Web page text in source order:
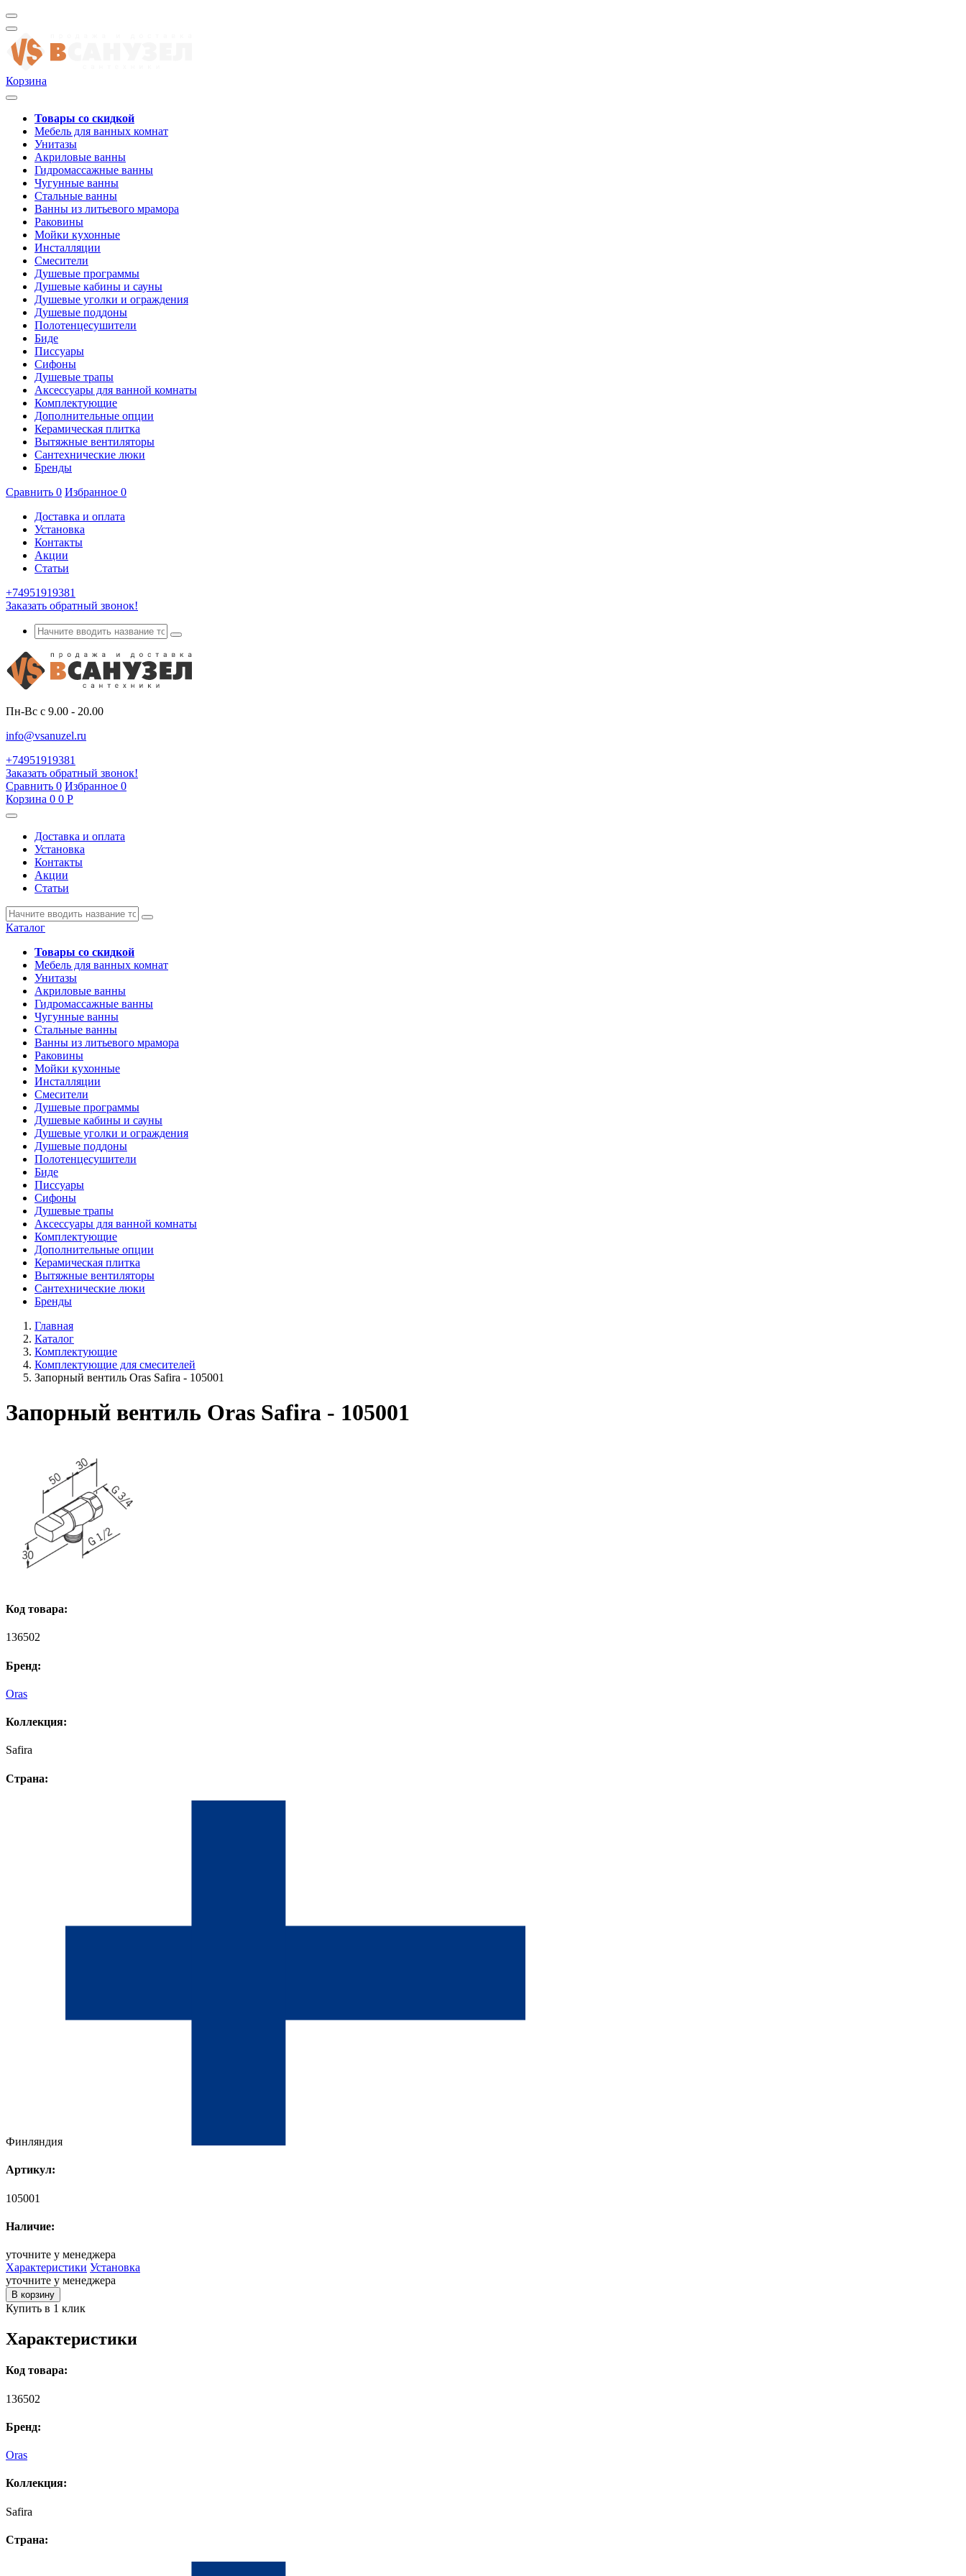
Корзина
Товары со скидкой
Мебель для ванных комнат
Унитазы
Акриловые ванны
Гидромассажные ванны
Чугунные ванны
Стальные ванны
Ванны из литьевого мрамора
Раковины
Мойки кухонные
Инсталляции
Смесители
Душевые программы
Душевые кабины и сауны
Душевые уголки и ограждения
Душевые поддоны
Полотенцесушители
Биде
Писсуары
Сифоны
Душевые трапы
Аксессуары для ванной комнаты
Комплектующие
Дополнительные опции
Керамическая плитка
Вытяжные вентиляторы
Сантехнические люки
Бренды
Сравнить 0 Избранное 0
Доставка и оплата
Установка
Контакты
Акции
Статьи
+74951919381
Заказать обратный звонок!
Пн-Вс с 9.00 - 20.00
info@vsanuzel.ru
+74951919381
Заказать обратный звонок!
Сравнить 0 Избранное 0
Корзина 0 0 Р
Доставка и оплата
Установка
Контакты
Акции
Статьи
Каталог
Товары со скидкой
Мебель для ванных комнат
Унитазы
Акриловые ванны
Гидромассажные ванны
Чугунные ванны
Стальные ванны
Ванны из литьевого мрамора
Раковины
Мойки кухонные
Инсталляции
Смесители
Душевые программы
Душевые кабины и сауны
Душевые уголки и ограждения
Душевые поддоны
Полотенцесушители
Биде
Писсуары
Сифоны
Душевые трапы
Аксессуары для ванной комнаты
Комплектующие
Дополнительные опции
Керамическая плитка
Вытяжные вентиляторы
Сантехнические люки
Бренды
Главная
Каталог
Комплектующие
Комплектующие для смесителей
Запорный вентиль Oras Safira - 105001
Запорный вентиль Oras Safira - 105001
Код товара:
136502
Бренд:
Oras
Коллекция:
Safira
Страна:
Финляндия
Артикул:
105001
Наличие:
уточните у менеджера
Характеристики Установка
уточните у менеджера
В корзину
Купить в 1 клик
Характеристики
Код товара:
136502
Бренд:
Oras
Коллекция:
Safira
Страна: